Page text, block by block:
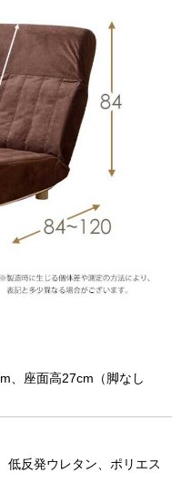
、座面高27cm（脚なし
低反発ウレタン、ポリエス